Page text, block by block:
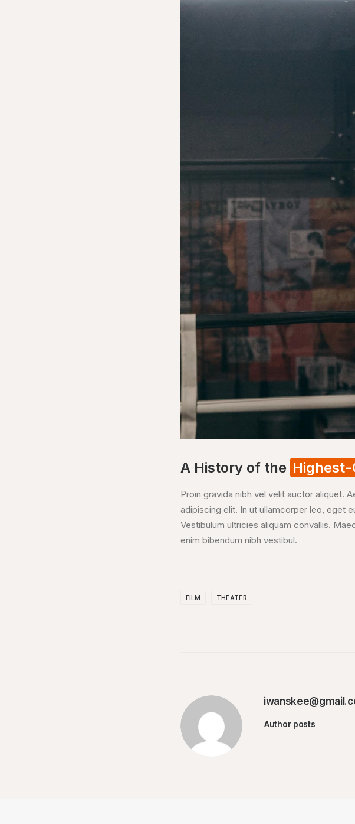
A History of the Highest-
Proin gravida nibh vel velit auctor aliquet.
adipiscing elit. In ut ullamcorper leo, eget
Vestibulum ultricies aliquam convallis.
enim bibendum nibh vestibul.
FILM THEATER
Author posts